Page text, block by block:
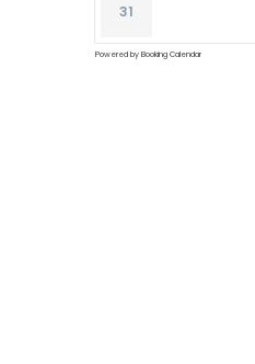
31
Powered by Booking Calendar